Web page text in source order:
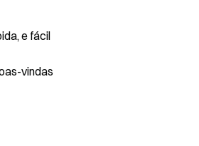
e fácil
vindas